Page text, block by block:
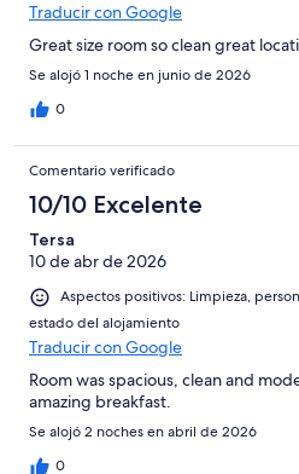
Traducir con Google
Great size room so clean great
Se alojó 1 noche en junio de 2026
0
Comentario verificado
10/10 Excelente
Tersa
10 de abr de 2026
Aspectos positivos: Limpieza,
estado del alojamiento
Traducir con Google
Room was spacious, clean and
amazing breakfast.
Se alojó 2 noches en abril de 2026
0